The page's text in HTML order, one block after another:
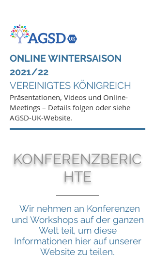
ONLINE WINTERSAISON
2021/22
VEREINIGTES KÖNIGREICH
Präsentationen, Videos und Online-
Meetings – Details folgen oder siehe
AGSD-UK-Website.
KONFERENZBERIC
HTE
Wir nehmen an Konferenzen
und Workshops auf der ganzen
Welt teil, um diese
Informationen hier auf unserer
Website zu teilen.